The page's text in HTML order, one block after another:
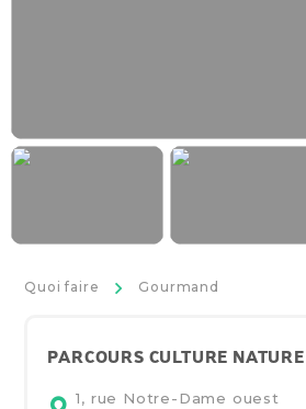
Quoi faire >
Gourmand
PARCOURS CULTURE NATURE
1, rue Notre-Dame ouest